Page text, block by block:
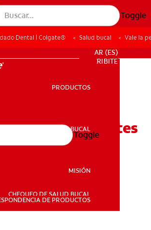
Toggle
SALUD BUCAL
PARA PROFESIONALES
AR (ES)
SUSCRIBITE
PRODUCTOS
SALUD BUCAL
MISIÓN
CHEQUEO DE SALUD BUCAL
DE PRODUCTOS
Toggle
Dental | Colgate® Salud bucal Vale la
un seguro
los estudiantes